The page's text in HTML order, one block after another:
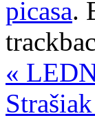
picasa.
«
Strašiak